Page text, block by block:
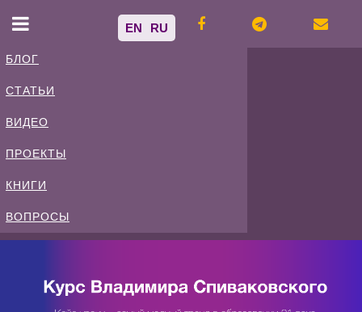
БЛОГ
СТАТЬИ
ВИДЕО
ПРОЕКТЫ
КНИГИ
ВОПРОСЫ
EN RU
Спиваковский
Блог